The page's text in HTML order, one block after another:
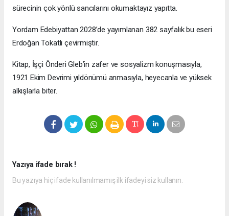
sürecinin çok yönlü sancılarını okumaktayız yapıtta.
Yordam Edebiyattan 2028’de yayımlanan 382 sayfalık bu eseri
Erdoğan Tokatlı çevirmiştir.
Kitap, İşçi Önderi Gleb’in zafer ve sosyalizm konuşmasıyla,
1921 Ekim Devrimi yıldönümü anmasıyla, heyecanla ve yüksek
alkışlarla biter.
Yazıya ifade bırak !
Bu yazıya hiç ifade kullanılmamış ilk ifadeyi siz kullanın.